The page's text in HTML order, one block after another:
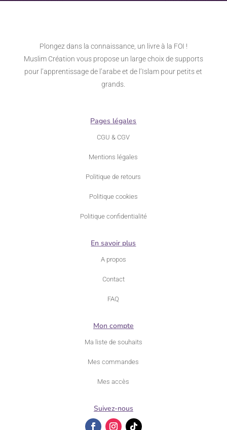
Plongez dans la connaissance, un livre à la FOI !
Muslim Création vous propose un large choix de supports
pour l’apprentissage de l’arabe et de l’Islam pour petits et
grands.
Pages légales
CGU & CGV
Mentions légales
Politique de retours
Politique cookies
Politique confidentialité
En savoir plus
A propos
Contact
FAQ
Mon compte
Ma liste de souhaits
Mes commandes
Mes accès
Suivez-nous